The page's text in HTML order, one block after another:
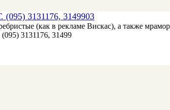
(095) 3131176, 3149903
(как в рекламе Вискас), а также
3131176, 31499